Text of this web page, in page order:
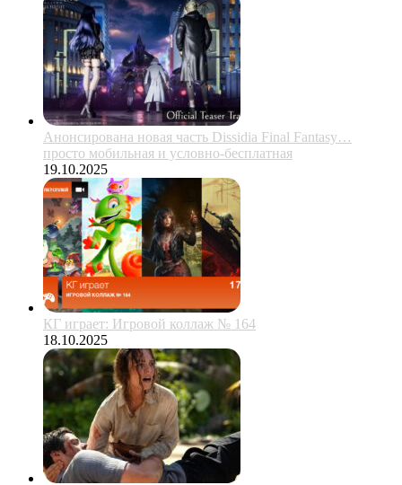
Анонсирована новая часть Dissidia Final Fantasy…
просто мобильная и условно-бесплатная
19.10.2025
КГ играет: Игровой коллаж № 164
18.10.2025